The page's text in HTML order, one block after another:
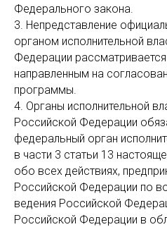
Федерального закона.
3. Непредставление
органом исполнительной
Федерации
направленным на
программы.
4. Органы исполнительной
Российской Федерации
федеральный орган
в части 3 статьи 13
обо всех действиях,
Российской Федерации по
ведения Российской
Российской Федерации в